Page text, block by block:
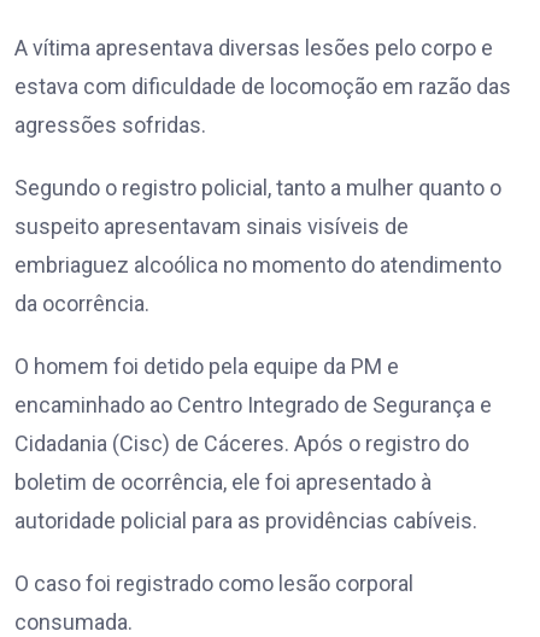
A vítima apresentava diversas lesões pelo corpo e
estava com dificuldade de locomoção em razão das
agressões sofridas.
Segundo o registro policial, tanto a mulher quanto o
suspeito apresentavam sinais visíveis de
embriaguez alcoólica no momento do atendimento
da ocorrência.
O homem foi detido pela equipe da PM e
encaminhado ao Centro Integrado de Segurança e
Cidadania (Cisc) de Cáceres. Após o registro do
boletim de ocorrência, ele foi apresentado à
autoridade policial para as providências cabíveis.
O caso foi registrado como lesão corporal
consumada.